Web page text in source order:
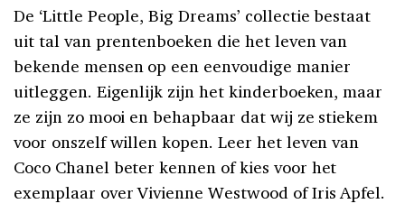
De ‘Little People, Big Dreams’ collectie bestaat
uit tal van prentenboeken die het leven van
bekende mensen op een eenvoudige manier
uitleggen. Eigenlijk zijn het kinderboeken, maar
ze zijn zo mooi en behapbaar dat wij ze stiekem
voor onszelf willen kopen. Leer het leven van
Coco Chanel beter kennen of kies voor het
exemplaar over Vivienne Westwood of Iris Apfel.